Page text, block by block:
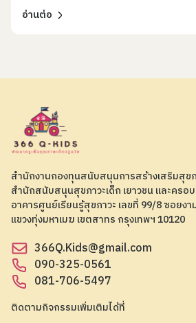
อ่านต่อ
สำนักงานกองทุนสนับสนุนการสร้างเสริมสุ
สำนักสนับสนุนสุขภาวะเด็ก เยาวชน และครอ
อาคารศูนย์เรียนรู้สุขภาวะ เลขที่ 99/8 ซอยง
แขวงทุ่งมหาเมฆ เขตสาทร กรุงเทพฯ 10120
366Q.Kids@gmail.com
090-325-0561
081-706-5497
ติดตามกิจกรรมเพิ่มเติมได้ที่